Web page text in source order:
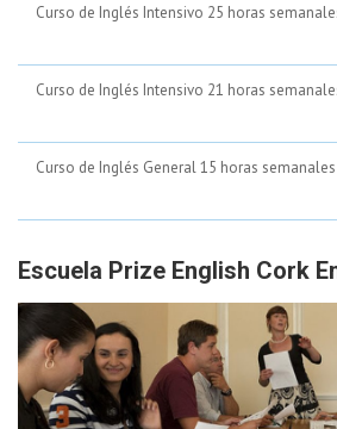
Curso de Inglés Intensivo 25 horas
Curso de Inglés Intensivo 21 horas
Curso de Inglés General 15 horas semanales
Escuela Prize English Cork